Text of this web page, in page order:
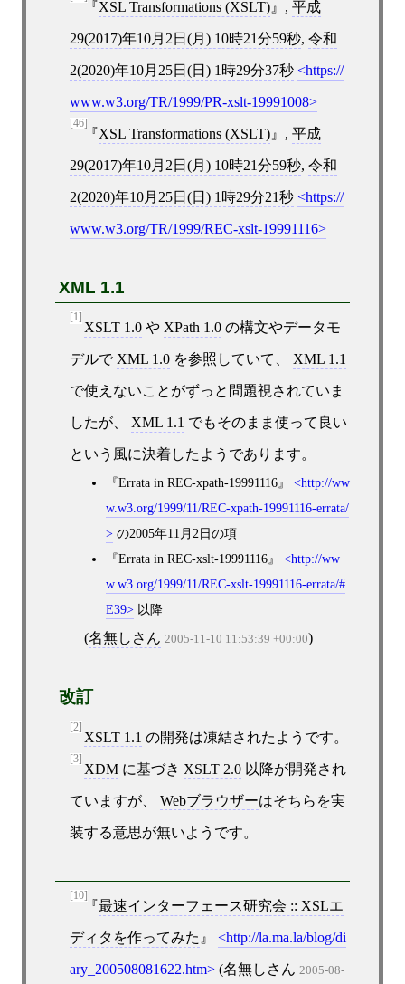
XSL Transformations (XSLT) , 平成
29(2017)年10月2日(月) 10時21分59秒, 令和
2(2020)年10月25日(日) 1時29分37秒 https://
www.w3.org/TR/1999/PR-xslt-19991008
[46]
XSL Transformations (XSLT) , 平成
29(2017)年10月2日(月) 10時21分59秒, 令和
2(2020)年10月25日(日) 1時29分21秒 https://
www.w3.org/TR/1999/REC-xslt-19991116
XML 1.1
[1]
XSLT 1.0や XPath 1.0の構文やデータモ
デルでXML 1.0を参照していて、 XML 1.1
で使えないことがずっと問題視されていま
したが、 XML 1.1 でもそのまま使って良い
という風に決着したようであります。
Errata in REC-xpath-19991116
http://ww
w.w3.org/1999/11/REC-xpath-19991116-errata/
の2005年11月2日の項
Errata in REC-xslt-19991116
http://ww
w.w3.org/1999/11/REC-xslt-19991116-errata/#
E39
以降
(名無しさん 2005-11-10 11:53:39 +00:00)
改訂
[2]
XSLT 1.1 の開発は凍結されたようです。
[3]
XDMに基づき XSLT 2.0以降が開発され
ていますが、 Webブラウザーはそちらを実
装する意思が無いようです。
[10]
最速インターフェース研究会 :: XSLエ
ディタを作ってみた http://la.ma.la/blog/di
ary_200508081622.htm (名無しさん 2005-08-